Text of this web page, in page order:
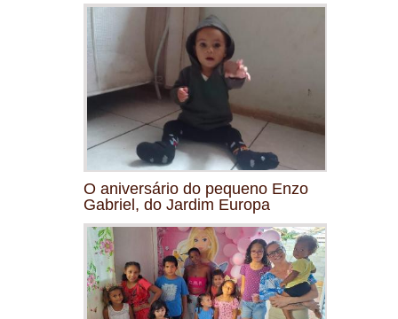
O aniversário do pequeno Enzo
Gabriel, do Jardim Europa